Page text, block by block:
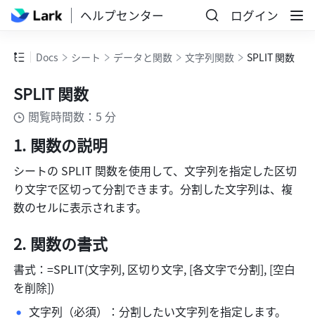
ヘルプセンター ログイン
Docs シート データと関数 文字列関数 SPLIT 関数
SPLIT 関数
閲覧時間数：5 分
関数の説明
シートの SPLIT 関数を使用して、文字列を指定した区切
り文字で区切って分割できます。分割した文字列は、複
数のセルに表示されます。
関数の書式
書式：=SPLIT(文字列, 区切り文字, [各文字で分割], [空白
を削除])
文字列（必須）：分割したい文字列を指定します。